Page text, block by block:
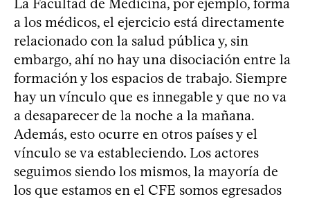
a los médicos, el ejercicio está directamente
relacionado con la salud pública y, sin
embargo, ahí no hay una disociación entre la
formación y los espacios de trabajo. Siempre
hay un vínculo que es innegable y que no va
a desaparecer de la noche a la mañana.
Además, esto ocurre en otros países y el
vínculo se va estableciendo. Los actores
seguimos siendo los mismos, la mayoría de
los que estamos en el CFE somos egresados